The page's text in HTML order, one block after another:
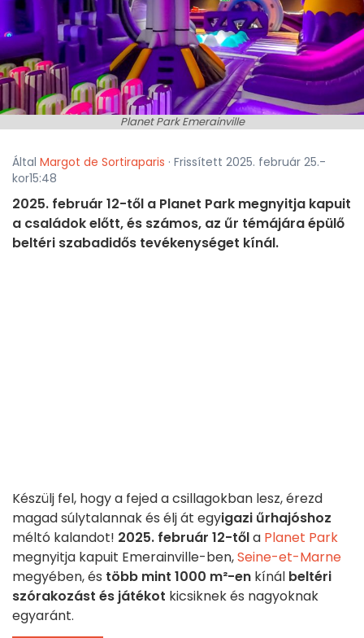
Planet Park Emerainville
Által Margot de Sortiraparis · Frissített 2025. február 25.-
kor15:48
2025. február 12-től a Planet Park megnyitja kapuit
a családok előtt, és számos, az űr témájára épülő
beltéri szabadidős tevékenységet kínál.
Készülj fel, hogy a fejed a csillagokban lesz, érezd
magad súlytalannak és élj át egyigazi űrhajóshoz
méltó kalandot! 2025. február 12-tőla Planet Park
megnyitja kapuit Emerainville-ben,Seine-et-Marne
megyében, és több mint 1000 m²-en kínál beltéri
szórakozást és játékot kicsiknek és nagyoknak
egyaránt.